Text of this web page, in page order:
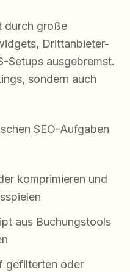
durch große
Drittanbieter-
Setups ausgebremst.
sondern auch
SEO-Aufgaben
komprimieren und
aus Buchungstools
gefilterten oder